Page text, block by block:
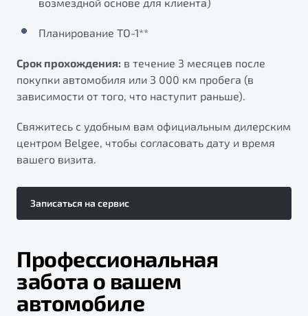
Универсальный кроссовер
от 2 499 990 ₽*
Обзор В наличии
Клиентская поддержка
Планирование ТО-1**
Срок прохождения: в течение 3 месяцев после
покупки автомобиля или 3 000 км пробега (в
зависимости от того, что наступит раньше).
Свяжитесь с удобным вам официальным дилерским
центром Belgee, чтобы согласовать дату и время
вашего визита.
Записаться на сервис
Профессиональная
забота о вашем
автомобиле